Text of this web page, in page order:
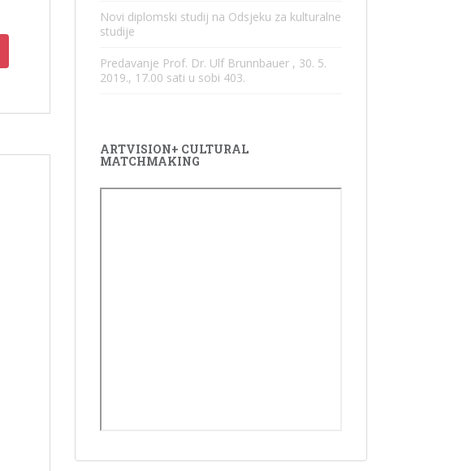
Novi diplomski studij na Odsjeku za kulturalne
studije
Predavanje Prof. Dr. Ulf Brunnbauer , 30. 5.
2019., 17.00 sati u sobi 403.
ARTVISION+ CULTURAL
MATCHMAKING